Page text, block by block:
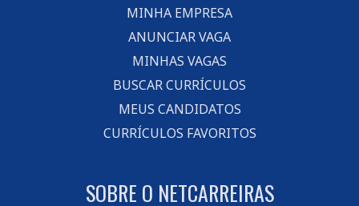
MINHA EMPRESA
ANUNCIAR VAGA
MINHAS VAGAS
BUSCAR CURRÍCULOS
MEUS CANDIDATOS
CURRÍCULOS FAVORITOS
SOBRE O NETCARREIRAS